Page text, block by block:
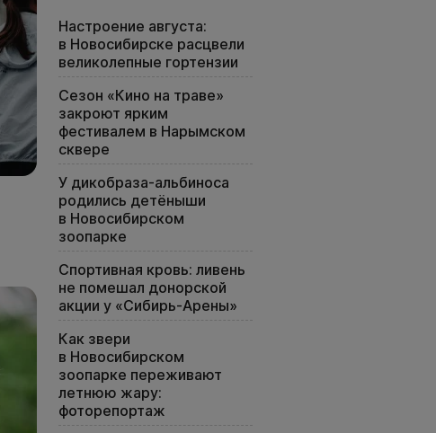
Настроение августа:
в Новосибирске расцвели
великолепные гортензии
Сезон «Кино на траве»
закроют ярким
фестивалем в Нарымском
сквере
У дикобраза-альбиноса
родились детёныши
в Новосибирском
зоопарке
Спортивная кровь: ливень
не помешал донорской
акции у «Сибирь-Арены»
Как звери
в Новосибирском
зоопарке переживают
летнюю жару:
фоторепортаж